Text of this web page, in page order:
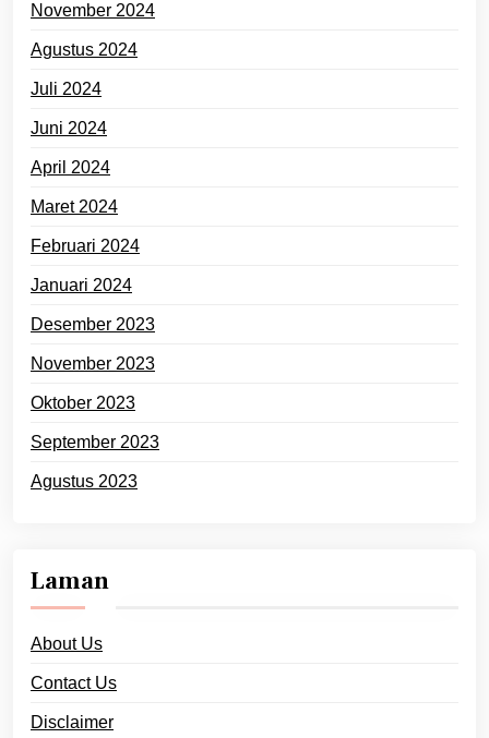
November 2024
Agustus 2024
Juli 2024
Juni 2024
April 2024
Maret 2024
Februari 2024
Januari 2024
Desember 2023
November 2023
Oktober 2023
September 2023
Agustus 2023
Laman
About Us
Contact Us
Disclaimer